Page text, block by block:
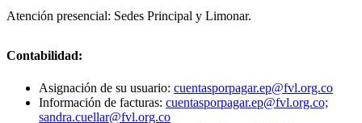
Atención presencial: Sedes Principal y Limonar.
Contabilidad:
Asignación de su usuario: cuentasporpagar.ep@fvl.org.co
Información de facturas: cuentasporpagar.ep@fvl.org.co;
sandra.cuellar@fvl.org.co